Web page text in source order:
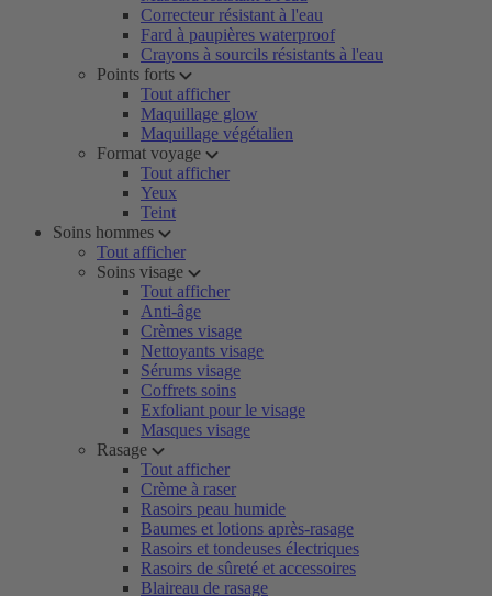
Correcteur résistant à l'eau
Fard à paupières waterproof
Crayons à sourcils résistants à l'eau
Points forts
Tout afficher
Maquillage glow
Maquillage végétalien
Format voyage
Tout afficher
Yeux
Teint
Soins hommes
Tout afficher
Soins visage
Tout afficher
Anti-âge
Crèmes visage
Nettoyants visage
Sérums visage
Coffrets soins
Exfoliant pour le visage
Masques visage
Rasage
Tout afficher
Crème à raser
Rasoirs peau humide
Baumes et lotions après-rasage
Rasoirs et tondeuses électriques
Rasoirs de sûreté et accessoires
Blaireau de rasage